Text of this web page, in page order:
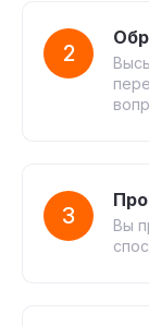
2
3
Вы